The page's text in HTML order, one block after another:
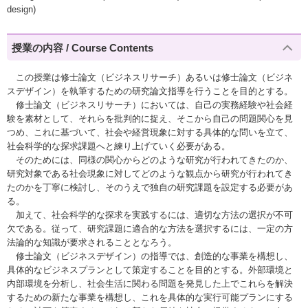
design)
授業の内容 / Course Contents
この授業は修士論文（ビジネスリサーチ）あるいは修士論文（ビジネ
スデザイン）を執筆するための研究論文指導を行うことを目的とする。
修士論文（ビジネスリサーチ）においては、自己の実務経験や社会経
験を素材として、それらを批判的に捉え、そこから自己の問題関心を見
つめ、これに基づいて、社会や経営現象に対する具体的な問いを立て、
社会科学的な探求課題へと練り上げていく必要がある。
そのためには、同様の関心からどのような研究が行われてきたのか、
研究対象である社会現象に対してどのような観点から研究が行われてき
たのかを丁寧に検討し、そのうえで独自の研究課題を設定する必要があ
る。
加えて、社会科学的な探求を実践するには、適切な方法の選択が不可
欠である。従って、研究課題に適合的な方法を選択するには、一定の方
法論的な知識が要求されることとなろう。
修士論文（ビジネスデザイン）の指導では、創造的な事業を構想し、
具体的なビジネスプランとして策定することを目的とする。外部環境と
内部環境を分析し、社会生活に関わる問題を発見した上でこれらを解決
するための新たな事業を構想し、これを具体的な実行可能プランにする